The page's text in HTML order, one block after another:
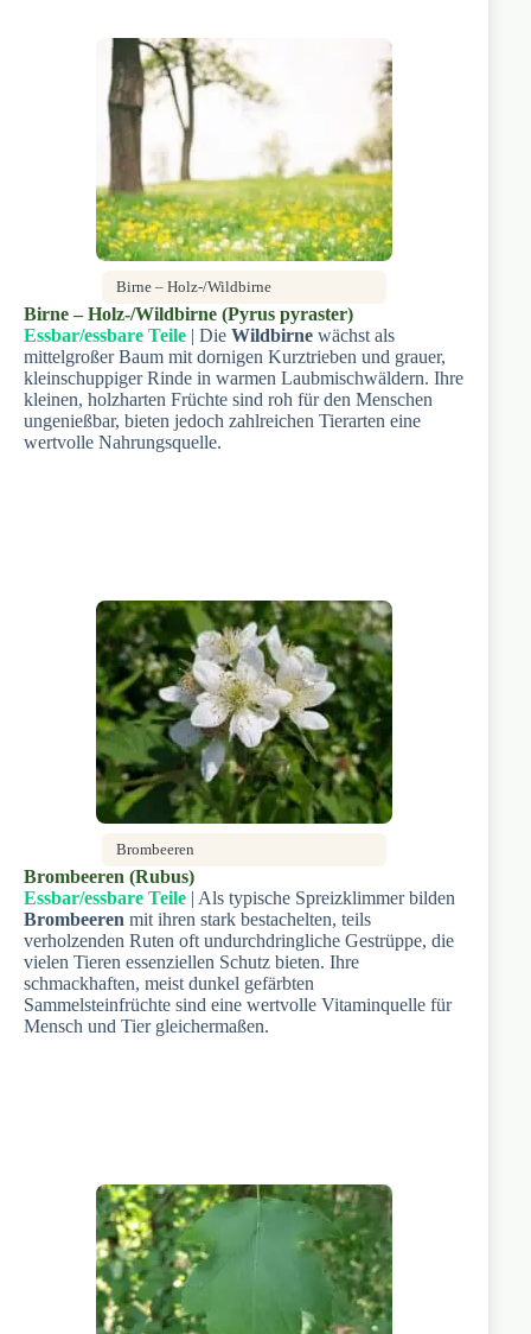
Birne – Holz-/Wildbirne
Birne – Holz-/Wildbirne (Pyrus pyraster)
Essbar/essbare Teile | Die Wildbirne wächst als
mittelgroßer Baum mit dornigen Kurztrieben und grauer,
kleinschuppiger Rinde in warmen Laubmischwäldern. Ihre
kleinen, holzharten Früchte sind roh für den Menschen
ungenießbar, bieten jedoch zahlreichen Tierarten eine
wertvolle Nahrungsquelle.
Brombeeren
Brombeeren (Rubus)
Essbar/essbare Teile | Als typische Spreizklimmer bilden
Brombeeren mit ihren stark bestachelten, teils
verholzenden Ruten oft undurchdringliche Gestrüppe, die
vielen Tieren essenziellen Schutz bieten. Ihre
schmackhaften, meist dunkel gefärbten
Sammelsteinfrüchte sind eine wertvolle Vitaminquelle für
Mensch und Tier gleichermaßen.